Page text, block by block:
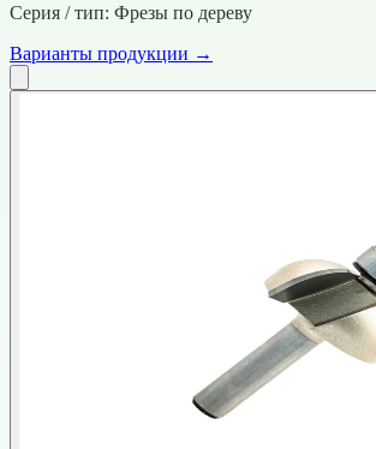
Серия / тип: Фрезы по дереву
Варианты продукции →